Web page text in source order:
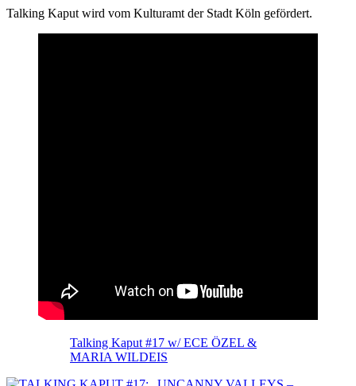
Talking Kaput wird vom Kulturamt der Stadt Köln gefördert.
Talking Kaput #17 w/ ECE ÖZEL &
MARIA WILDEIS